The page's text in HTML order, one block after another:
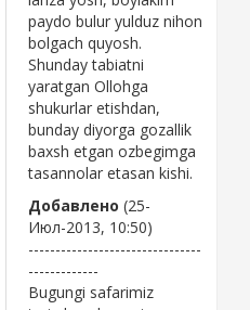
paydo bulur yulduz nihon
bolgach quyosh.
Shunday tabiatni
yaratgan Ollohga
shukurlar etishdan,
bunday diyorga gozallik
baxsh etgan ozbegimga
tasannolar etasan kishi.
Добавлено (25-
Июл-2013, 10:50)
--------------------------------
-------------
Bugungi safarimiz